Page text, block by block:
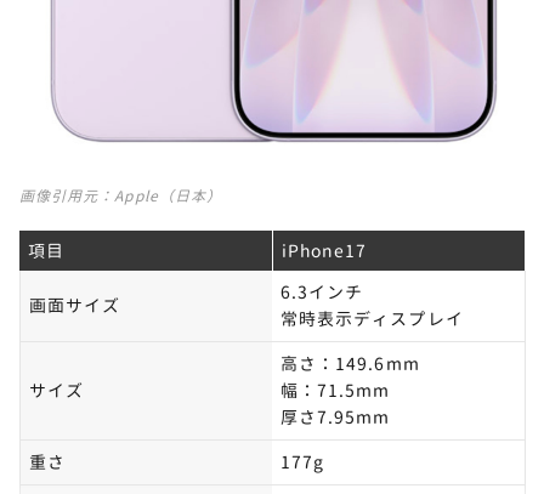
画像引用元：Apple（日本）
項目 iPhone17
画面サイズ
6.3インチ
常時表示ディスプレイ
サイズ
高さ：149.6mm
幅：71.5mm
厚さ7.95mm
重さ
177g